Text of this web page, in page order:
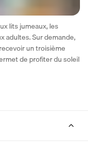
lits jumeaux, les
adultes. Sur demande,
un troisième
de profiter du soleil